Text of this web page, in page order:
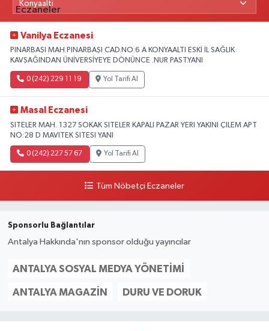
Vanilya Eczanesi
PINARBAŞI MAH.PINARBAŞI CAD.NO:6 A KONYAALTI ESKİ İL SAĞLIK
KAVŞAĞINDAN ÜNİVERSİYEYE DÖNÜNCE .NUR PAST.YANI
0 (242) 229 11 19 Yol Tarifi Al
Masal Eczanesi
SITELER MAH. 1327 SOKAK SITELER KAPALI PAZAR YERI YAKINI ÇILEM APT
NO:28 D MAVITEK SITESI YANI
0 (242) 227 57 67 Yol Tarifi Al
Tüm Nöbetçi Eczaneler
Sponsorlu Bağlantılar
Antalya Hakkında'nın sponsor olduğu yayıncılar
ANTALYA SOSYAL MEDYA YÖNETIMI
ANTALYA MAGAZIN DURU VE DORUK